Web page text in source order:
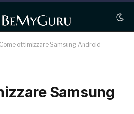
Come ottimizzare Samsung Android
Samsung